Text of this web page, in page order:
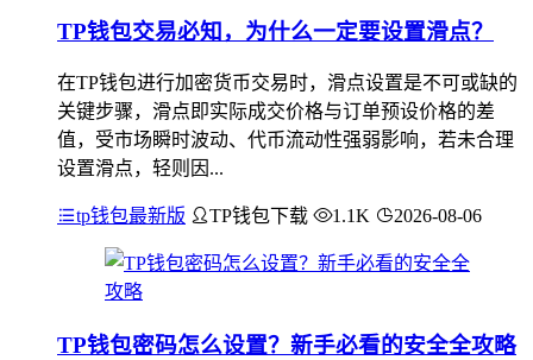
TP钱包交易必知，为什么一定要设置滑点？
在TP钱包进行加密货币交易时，滑点设置是不可或缺的
关键步骤，滑点即实际成交价格与订单预设价格的差
值，受市场瞬时波动、代币流动性强弱影响，若未合理
设置滑点，轻则因...
tp钱包最新版 TP钱包下载 1.1K 2026-08-06
TP钱包密码怎么设置？新手必看的安全全攻略